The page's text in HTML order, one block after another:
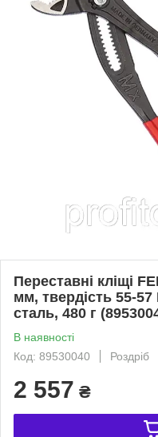
Переставні кліщі
мм, твердість 55-
сталь, 480 г
В наявності
Код: 89530040
Роздріб
2 557 ₴